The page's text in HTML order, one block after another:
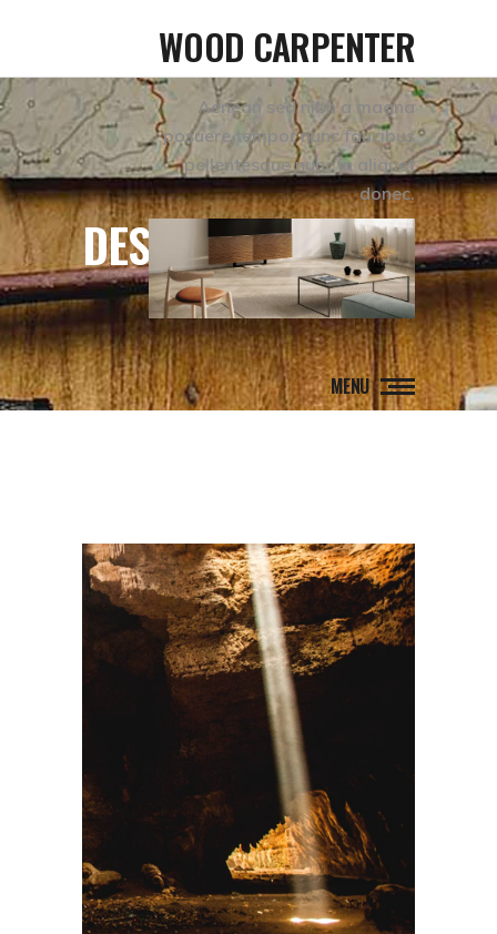
WOOD CARPENTER
Aenean sed nibh a magna
posuere tempor nunc faucibus
pellentesque nunc in aliquet
donec.
MENU
DESTINATIONS